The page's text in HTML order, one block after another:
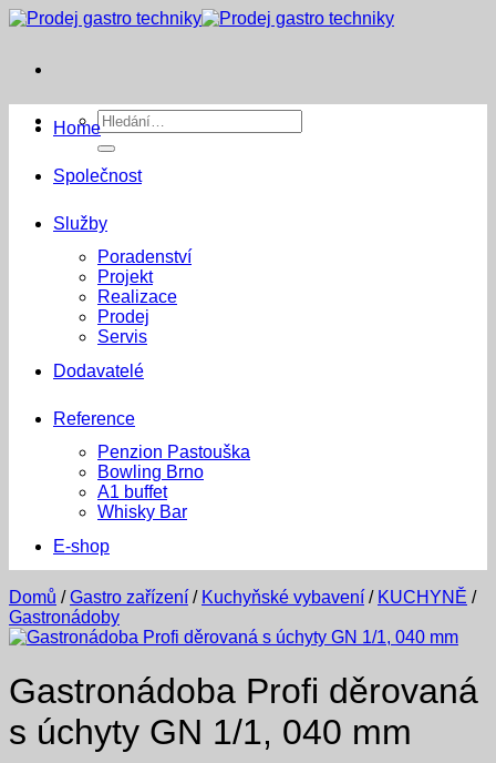
Přeskočit
Hledat:
Home
Společnost
Služby
Poradenství
Projekt
Realizace
Prodej
Servis
Dodavatelé
Reference
Penzion Pastouška
Bowling Brno
A1 buffet
Whisky Bar
E-shop
Domů / Gastro zařízení / Kuchyňské vybavení / KUCHYNĚ /
Gastronádoby
Gastronádoba Profi děrovaná
s úchyty GN 1/1, 040 mm